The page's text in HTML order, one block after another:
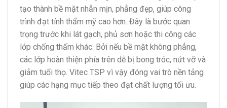
tạo thành bề mặt nhẵn mịn, phẳng đẹp, giúp công
trình đạt tính thẩm mỹ cao hơn. Đây là bước quan
trọng trước khi lát gạch, phủ sơn hoặc thi công các
lớp chống thấm khác. Bởi nếu bề mặt không phẳng,
các lớp hoàn thiện phía trên dễ bị bong tróc, nứt vỡ và
giảm tuổi thọ. Vitec TSP vì vậy đóng vai trò nền tảng
giúp các hạng mục tiếp theo đạt chất lượng tối ưu.